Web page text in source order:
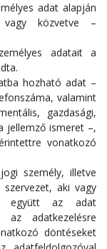
adat alapján
közvetve –
adatait a
hozható adat –
valamint
gazdasági,
jellemző ismeret –,
vonatkozó
személy, illetve
aki vagy
együtt az adat
az adatkezelésre
döntéseket